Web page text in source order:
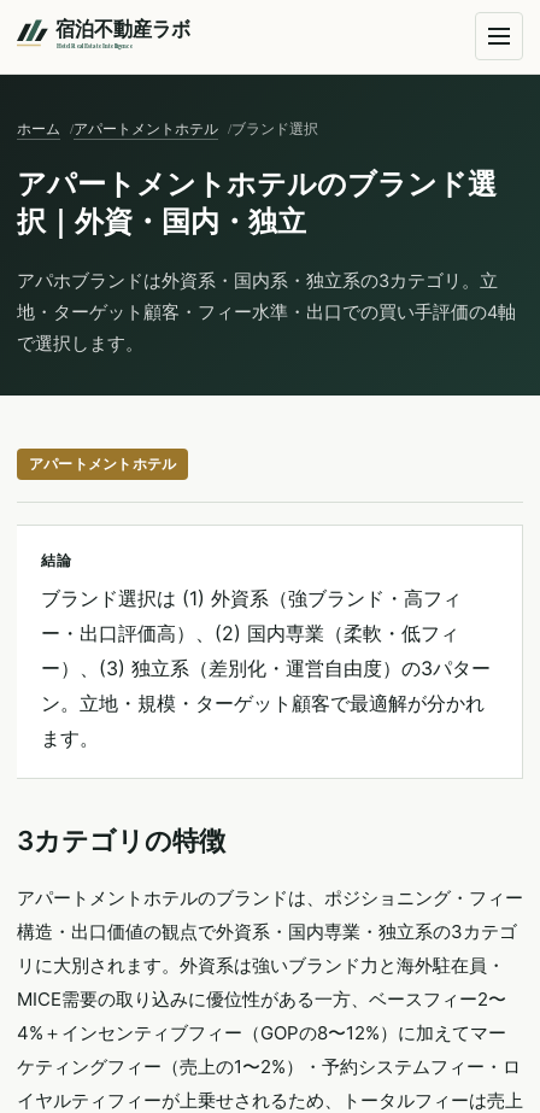
ホーム アパートメントホテル ブランド選択
アパートメントホテルのブランド選
択｜外資・国内・独立
アパホブランドは外資系・国内系・独立系の3カテゴリ。立
地・ターゲット顧客・フィー水準・出口での買い手評価の4軸
で選択します。
アパートメントホテル
結論
ブランド選択は (1) 外資系（強ブランド・高フィ
ー・出口評価高）、(2) 国内専業（柔軟・低フィ
ー）、(3) 独立系（差別化・運営自由度）の3パター
ン。立地・規模・ターゲット顧客で最適解が分かれ
ます。
3カテゴリの特徴
アパートメントホテルのブランドは、ポジショニング・フィー
構造・出口価値の観点で外資系・国内専業・独立系の3カテゴ
リに大別されます。外資系は強いブランド力と海外駐在員・
MICE需要の取り込みに優位性がある一方、ベースフィー2〜
4%＋インセンティブフィー（GOPの8〜12%）に加えてマー
ケティングフィー（売上の1〜2%）・予約システムフィー・ロ
イヤルティフィーが上乗せされるため、トータルフィーは売上